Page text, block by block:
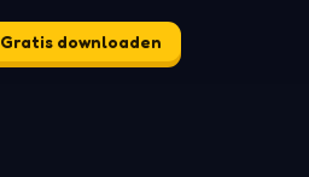
Gratis downloaden